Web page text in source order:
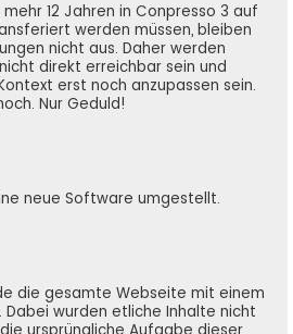
12 Jahren in Conpresso 3 auf
werden müssen, bleiben
nicht aus. Daher werden
direkt erreichbar sein und
erst noch anzupassen sein.
Nur Geduld!
neue Software umgestellt.
die gesamte Webseite mit einem
Dabei wurden etliche Inhalte nicht